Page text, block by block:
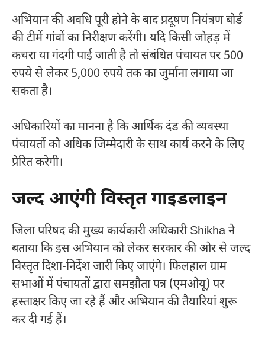
अभियान की अवधि पूरी होने के बाद प्रदूषण नियंत्रण बोर्ड
की टीमें गांवों का निरीक्षण करेंगी। यदि किसी जोहड़ में
कचरा या गंदगी पाई जाती है तो संबंधित पंचायत पर 500
रुपये से लेकर 5,000 रुपये तक का जुर्माना लगाया जा
सकता है।
अधिकारियों का मानना है कि आर्थिक दंड की व्यवस्था
पंचायतों को अधिक जिम्मेदारी के साथ कार्य करने के लिए
प्रेरित करेगी।
जल्द आएंगी विस्तृत गाइडलाइन
जिला परिषद की मुख्य कार्यकारी अधिकारीShikhaने
बताया कि इस अभियान को लेकर सरकार की ओर से जल्द
विस्तृत दिशा-निर्देश जारी किए जाएंगे। फिलहाल ग्राम
सभाओं में पंचायतों द्वारा समझौता पत्र (एमओयू) पर
हस्ताक्षर किए जा रहे हैं और अभियान की तैयारियां शुरू
कर दी गई हैं।